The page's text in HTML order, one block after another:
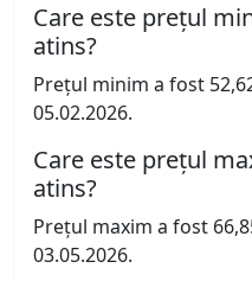
Care este prețul
atins?
Prețul minim a fost
05.02.2026.
Care este prețul
atins?
Prețul maxim a fost
03.05.2026.